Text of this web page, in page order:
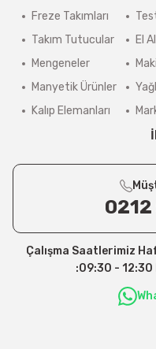
Freze Takımları
Takım Tutucular
Mengeneler
Manyetik Ürünler
Kalıp Elemanları
El
0212
Çalışma Saatlerimiz
:09:30 -